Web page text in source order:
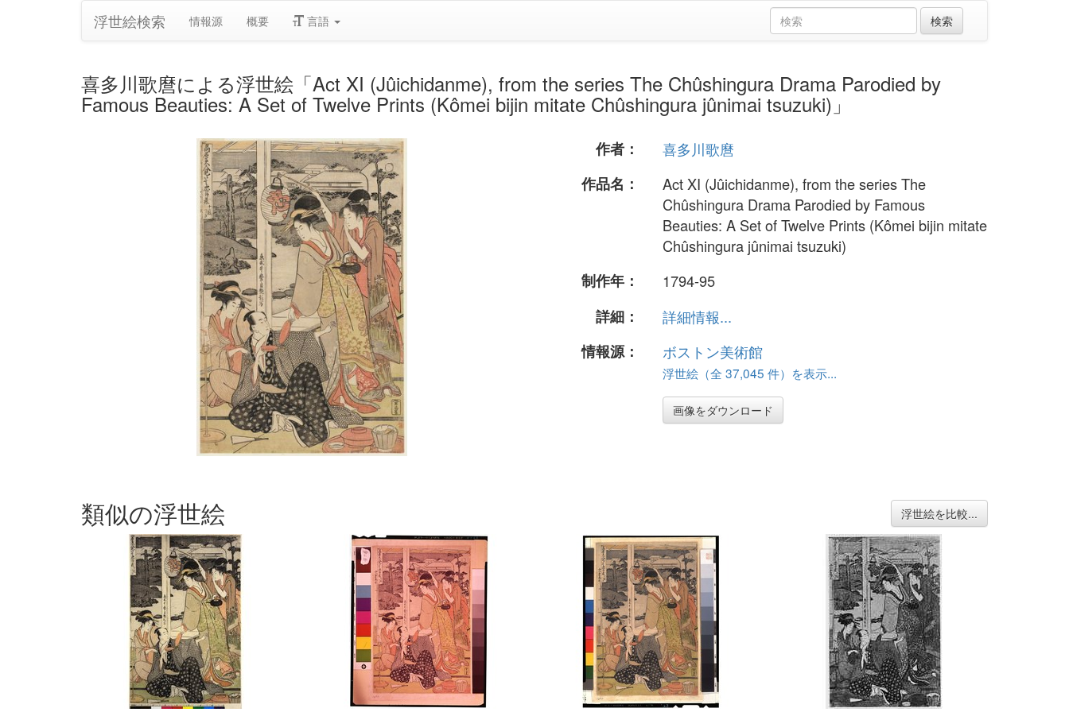
浮世絵検索 情報源 概要 言語
喜多川歌麿による浮世絵「Act XI (Jûichidanme), from the series The Chûshingura Drama Parodied by
Famous Beauties: A Set of Twelve Prints (Kômei bijin mitate Chûshingura jûnimai tsuzuki)」
作者：
喜多川歌麿
作品名：
Act XI (Jûichidanme), from the series The
Chûshingura Drama Parodied by Famous
Beauties: A Set of Twelve Prints (Kômei bijin mitate
Chûshingura jûnimai tsuzuki)
制作年：
1794-95
詳細：
詳細情報...
情報源：
ボストン美術館
浮世絵（全 37,045 件）を表示...
画像をダウンロード
類似の浮世絵 浮世絵を比較...